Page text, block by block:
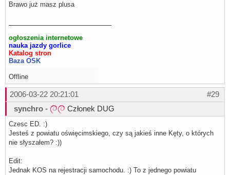
Brawo już masz plusa
ogłoszenia internetowe
nauka jazdy gorlice
Katalog stron
Baza OSK
Offline
#29
2006-03-22 20:21:01
synchro - Członek DUG
Czesc ED. :)
Jesteś z powiatu oświęcimskiego, czy są jakieś inne Kęty, o których
nie słyszałem? :))
Edit:
Jednak KOS na rejestracji samochodu. :) To z jednego powiatu